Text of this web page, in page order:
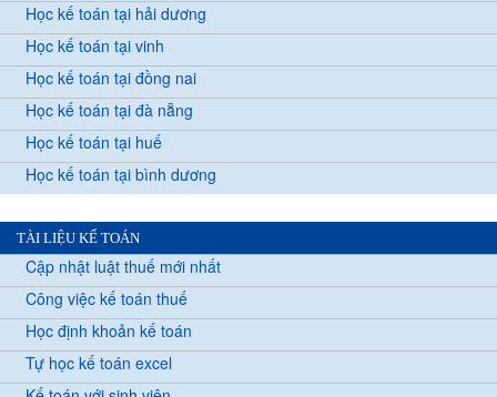
Học kế toán tại hải dương
Học kế toán tại vinh
Học kế toán tại đồng nai
Học kế toán tại đà nẵng
Học kế toán tại huế
Học kế toán tại bình dương
TÀI LIỆU KẾ TOÁN
Cập nhật luật thuế mới nhất
Công việc kế toán thuế
Học định khoản kế toán
Tự học kế toán excel